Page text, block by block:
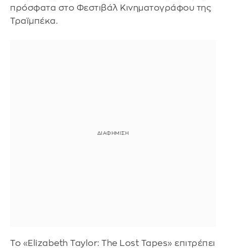
πρόσφατα στο Φεστιβάλ Κινηματογράφου της
Τραϊμπέκα.
Το «Elizabeth Taylor: The Lost Tapes» επιτρέπει